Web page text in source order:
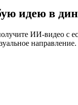
идею в
ИИ-видео с
направление.